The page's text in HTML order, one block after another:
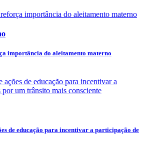
importância do aleitamento materno
de educação para incentivar a participação de